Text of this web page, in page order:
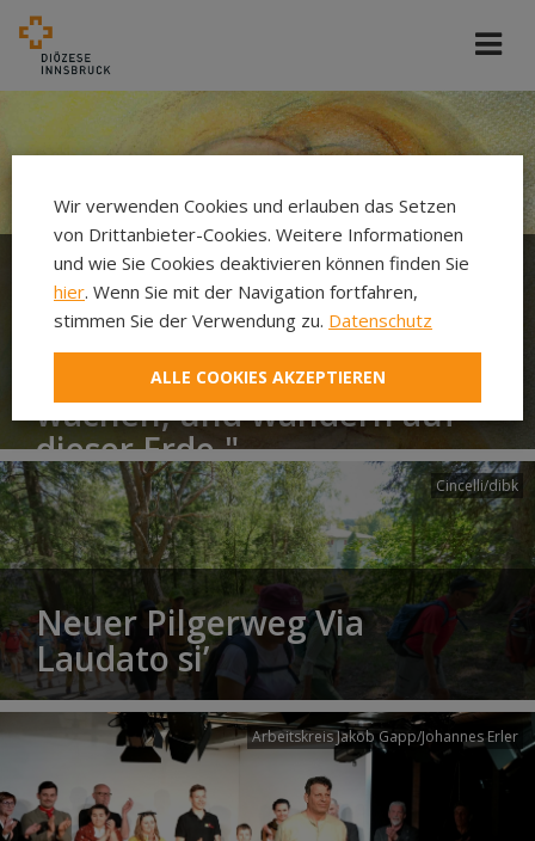
"Nachhause kommen, das
ist es, was Gott allen
schenken will, die weinen,
wachen, und wandern auf
dieser Erde."
Cincelli/dibk
Neuer Pilgerweg Via
Laudato si’
Arbeitskreis Jakob Gapp/Johannes Erler
Wir verwenden Cookies und erlauben das Setzen
von Drittanbieter-Cookies. Weitere Informationen
und wie Sie Cookies deaktivieren können finden Sie
hier. Wenn Sie mit der Navigation fortfahren,
stimmen Sie der Verwendung zu. Datenschutz
ALLE COOKIES AKZEPTIEREN